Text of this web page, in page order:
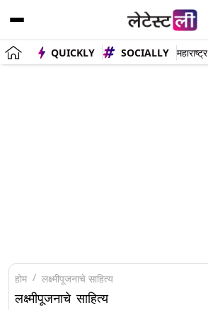
QUICKLY SOCIALLY महाराष्ट्र
होम लक्ष्मीपूजनाचे साहित्य
लक्ष्मीपूजनाचे साहित्य